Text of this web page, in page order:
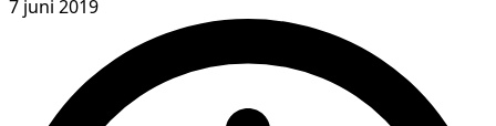
7 juni 2019